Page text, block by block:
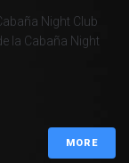
Night Club
la Cabaña Night
MORE